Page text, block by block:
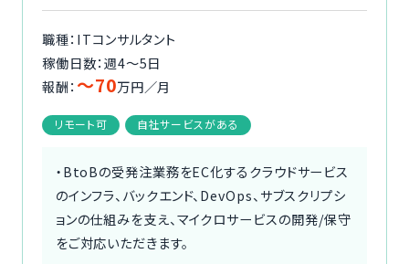
職種：ITコンサルタント
稼働日数：週4〜5日
報酬： 〜70万円／月
リモート可 自社サービスがある
・BtoBの受発注業務をEC化するクラウドサービス
のインフラ、バックエンド、DevOps、サブスクリプシ
ョンの仕組みを支え、マイクロサービスの開発/保守
をご対応いただきます。